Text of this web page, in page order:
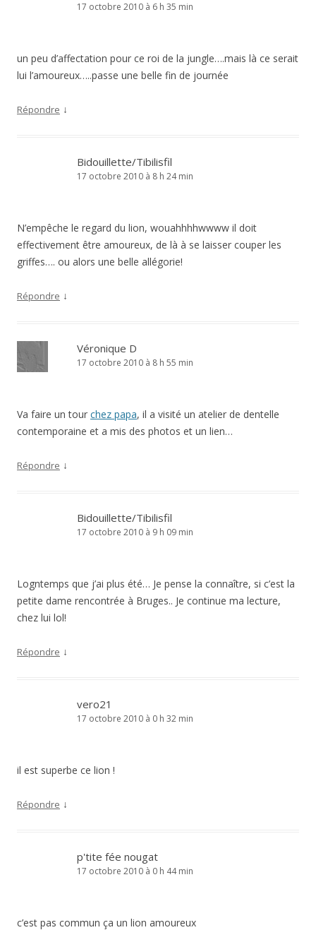
17 octobre 2010 à 6 h 35 min
un peu d’affectation pour ce roi de la jungle….mais là ce serait
lui l’amoureux…..passe une belle fin de journée
Répondre ↓
Bidouillette/Tibilisfil
17 octobre 2010 à 8 h 24 min
N’empêche le regard du lion, wouahhhhwwww il doit
effectivement être amoureux, de là à se laisser couper les
griffes…. ou alors une belle allégorie!
Répondre ↓
Véronique D
17 octobre 2010 à 8 h 55 min
Va faire un tour chez papa, il a visité un atelier de dentelle
contemporaine et a mis des photos et un lien…
Répondre ↓
Bidouillette/Tibilisfil
17 octobre 2010 à 9 h 09 min
Logntemps que j’ai plus été… Je pense la connaître, si c’est la
petite dame rencontrée à Bruges.. Je continue ma lecture,
chez lui lol!
Répondre ↓
vero21
17 octobre 2010 à 0 h 32 min
il est superbe ce lion !
Répondre ↓
p'tite fée nougat
17 octobre 2010 à 0 h 44 min
c’est pas commun ça un lion amoureux